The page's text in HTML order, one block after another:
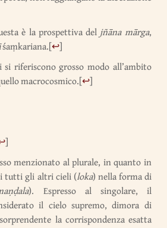
è la prospettiva del jñāna mārga,
śaṃkariana.[↩]
riferiscono grosso modo all’ambito
macrocosmico.[↩]
]
menzionato al plurale, in quanto in
tutti gli altri cieli (loka) nella forma di
). Espresso al singolare, il
il cielo supremo, dimora di
la corrispondenza esatta